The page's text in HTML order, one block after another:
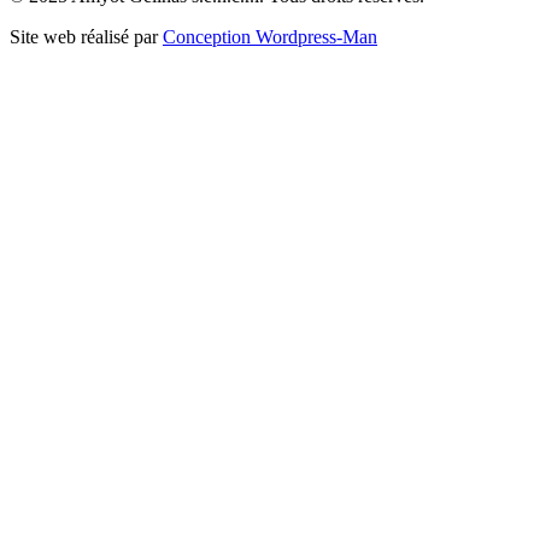
Site web réalisé parConception Wordpress-Man